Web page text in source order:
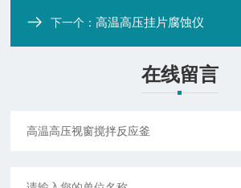
下一个：高温高压挂片腐蚀仪
在线留言